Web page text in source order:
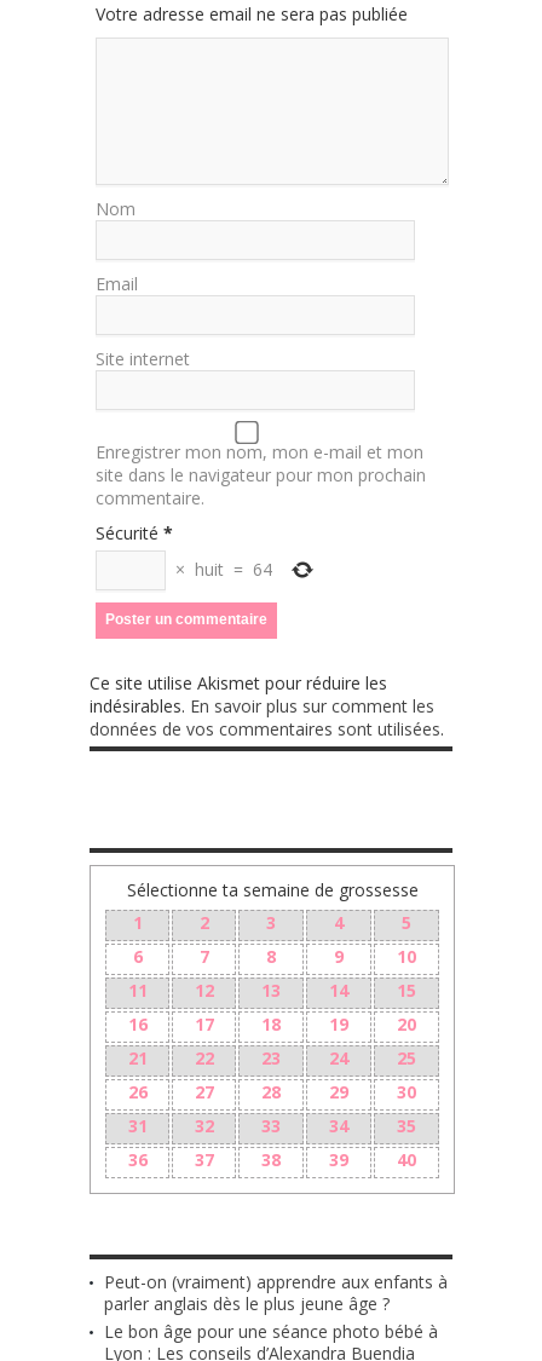
Votre adresse email ne sera pas publiée
Nom
Email
Site internet
Enregistrer mon nom, mon e-mail et mon
site dans le navigateur pour mon prochain
commentaire.
Sécurité *
× huit = 64
Ce site utilise Akismet pour réduire les
indésirables. En savoir plus sur comment les
données de vos commentaires sont utilisées.
Sélectionne ta semaine de grossesse
1
2 3 4
5
6
7 8 9
10
11
12 13 14
15
16
17 18 19
20
21
22 23 24
25
26
27 28 29
30
31
32 33 34
35
36
37 38 39 40
Peut-on (vraiment) apprendre aux enfants à
parler anglais dès le plus jeune âge ?
Le bon âge pour une séance photo bébé à
Lyon : Les conseils d’Alexandra Buendia